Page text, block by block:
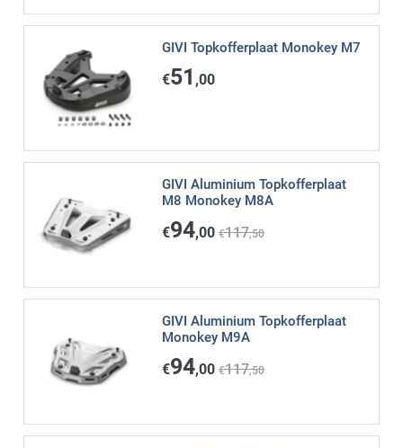
GIVI Topkofferplaat Monokey M7
€51 ,00
GIVI Aluminium Topkofferplaat
M8 Monokey M8A
€94,00 €117,50
GIVI Aluminium Topkofferplaat
Monokey M9A
€94,00 €117,50